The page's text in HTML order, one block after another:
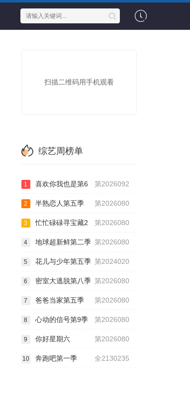
扫描二维码用手机观看
综艺周榜单
第2026092
1 喜欢你我也是第6
第2026080
2 半熟恋人第五季
第2026080
3 忙忙碌碌寻宝藏2
第2026080
4 地球超新鲜第二季
第2024020
5 花儿与少年第五季
第2026080
6 密室大逃脱第八季
第2026080
7 爸爸当家第五季
第2026080
8 心动的信号第9季
第2026080
9 你好星期六
全2130235
10 奔跑吧第一季